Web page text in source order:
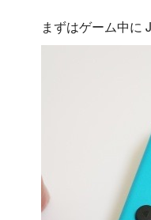
まずはゲーム中に